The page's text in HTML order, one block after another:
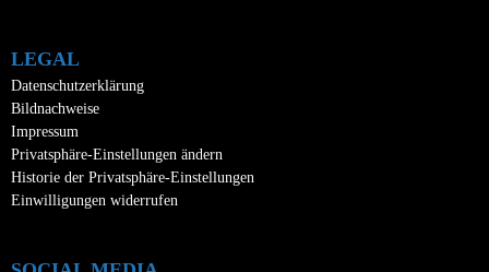
LEGAL
Datenschutzerklärung
Bildnachweise
Impressum
Privatsphäre-Einstellungen ändern
Historie der Privatsphäre-Einstellungen
Einwilligungen widerrufen